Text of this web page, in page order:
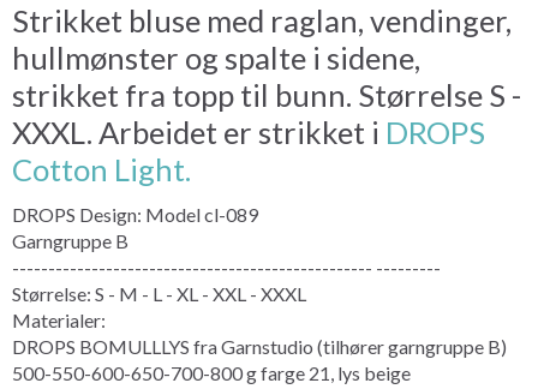
Strikket bluse med raglan, vendinger,
hullmønster og spalte i sidene,
strikket fra topp til bunn. Størrelse S -
XXXL. Arbeidet er strikket i DROPS
Cotton Light.
DROPS Design: Model cl-089
Garngruppe B
-------------------------------------------------- ---------
Størrelse: S - M - L - XL - XXL - XXXL
Materialer:
DROPS BOMULLLYS fra Garnstudio (tilhører garngruppe B)
500-550-600-650-700-800 g farge 21, lys beige